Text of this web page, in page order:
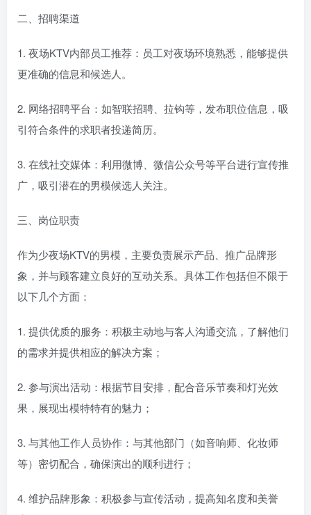
二、招聘渠道
1. 夜场KTV内部员工推荐：员工对夜场环境熟悉，能够提供
更准确的信息和候选人。
2. 网络招聘平台：如智联招聘、拉钩等，发布职位信息，吸
引符合条件的求职者投递简历。
3. 在线社交媒体：利用微博、微信公众号等平台进行宣传推
广，吸引潜在的男模候选人关注。
三、岗位职责
作为少夜场KTV的男模，主要负责展示产品、推广品牌形
象，并与顾客建立良好的互动关系。具体工作包括但不限于
以下几个方面：
1. 提供优质的服务：积极主动地与客人沟通交流，了解他们
的需求并提供相应的解决方案；
2. 参与演出活动：根据节目安排，配合音乐节奏和灯光效
果，展现出模特特有的魅力；
3. 与其他工作人员协作：与其他部门（如音响师、化妆师
等）密切配合，确保演出的顺利进行；
4. 维护品牌形象：积极参与宣传活动，提高知名度和美誉